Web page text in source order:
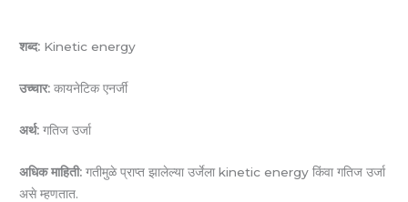
शब्द: Kinetic energy
उच्चार: कायनेटिक एनर्जी
अर्थ: गतिज उर्जा
अधिक माहिती: गतीमुळे प्राप्त झालेल्या उर्जेला kinetic energy किंवा गतिज उर्जा
असे म्हणतात.